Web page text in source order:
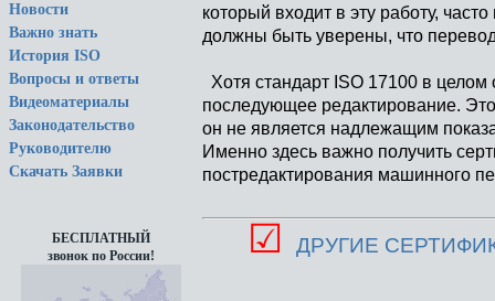
Новости
Важно знать
История ISO
Вопросы и ответы
Видеоматериалы
Законодательство
Руководителю
Скачать Заявки
БЕСПЛАТНЫЙ
звонок по России!
который входит в эту работу,
должны быть уверены, что
Хотя стандарт ISO 17100 в
последующее редактирование.
он не является надлежащим
Именно здесь важно получить
постредактирования машинного
☑ ДРУГИЕ